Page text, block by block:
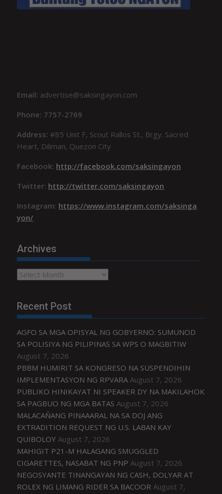
Email: advertise@saksingayon.com
Phone: 7757-2769
Address:#85 Unit F, Scout Rallos St., Brgy. Sacred
Heart, Diliman, Quezon City
Facebook: http://facebook.com/saksingayon
Twitter: http://twitter.com/saksingayon
Instagram: https://www.instagram.com/saksinga
yon/
Archives
Archives
Recent Post
AGFO SA MGA OPISYAL NG GOBYERNO: SUMUNOD
SA POLISIYA NG PILIPINAS SA WPS O MAGBITIW
August 7, 2026
PBBM HUMIRIT SA KONGRESO NA SUSPENDIHIN
IMPLEMENTASYON NG RPVARA August 7, 2026
PUBLIKO HINIKAYAT NI SPEAKER DY NA MAKILAHOK
SA PAGBUO NG MGA BATAS August 7, 2026
MALACAÑANG PINAAARAL NA SA DOJ ANG
EXTRADITION REQUEST NG U.S. LABAN KAY
QUIBOLOY August 7, 2026
MAHIGIT P21-M HALAGANG SMUGGLED
CIGARETTES, NASABAT NG PNP August 7, 2026
NEGOSYANTE TINANGAYAN NG CASH, DOLYAR AT
ROLEX NG LIMANG RIDER SA BACOOR August 7,